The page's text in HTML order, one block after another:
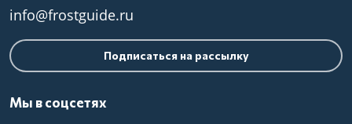
info@frostguide.ru
Подписаться на рассылку
Мы в соцсетях